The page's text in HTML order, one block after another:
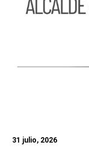
31 julio, 2026